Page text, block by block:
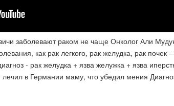
заболевают раком не чаще Онколог Али
как рак легкого, рак желудка, рак
- рак желудка + язва желужка + язва
лечил в Германии маму, что убедил мения